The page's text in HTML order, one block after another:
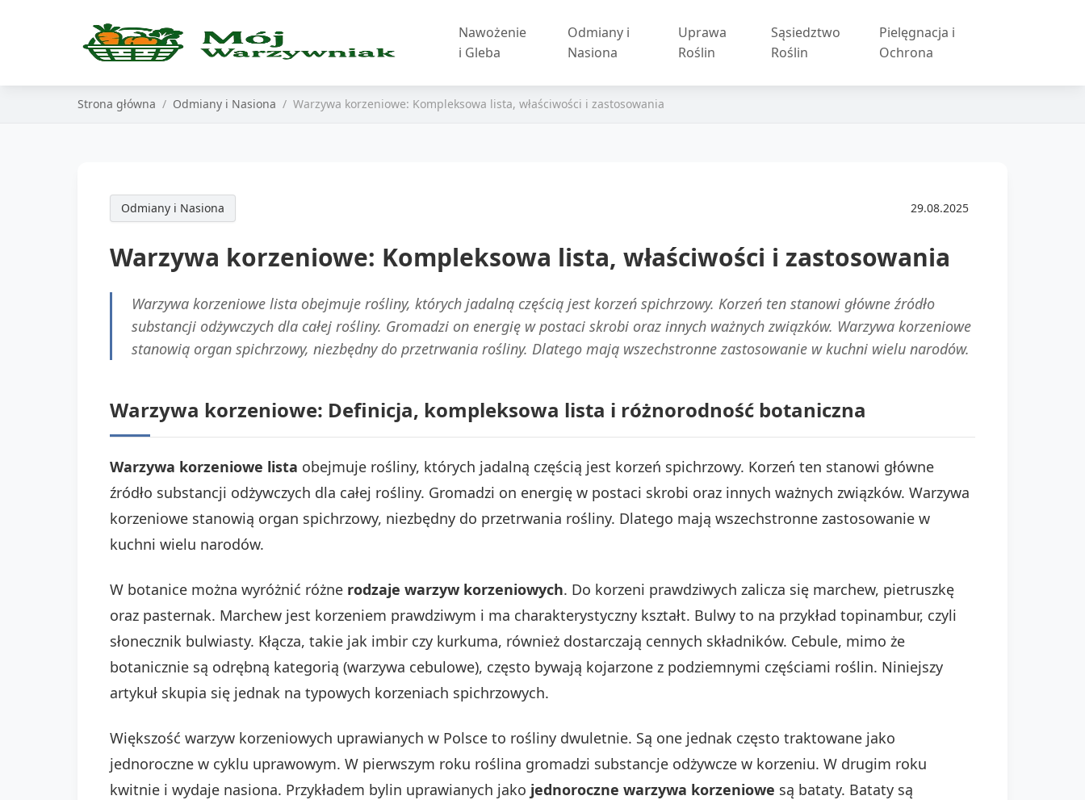
Nawożenie
i Gleba
Odmiany i
Nasiona
Uprawa
Roślin
Sąsiedztwo
Roślin
Pielęgnacja i
Ochrona
Strona główna Odmiany i Nasiona Warzywa korzeniowe: Kompleksowa lista, właściwości i zastosowania
Odmiany i Nasiona 29.08.2025
Warzywa korzeniowe: Kompleksowa lista, właściwości i zastosowania
Warzywa korzeniowe lista obejmuje rośliny, których jadalną częścią jest korzeń spichrzowy. Korzeń ten stanowi główne źródło
substancji odżywczych dla całej rośliny. Gromadzi on energię w postaci skrobi oraz innych ważnych związków. Warzywa korzeniowe
stanowią organ spichrzowy, niezbędny do przetrwania rośliny. Dlatego mają wszechstronne zastosowanie w kuchni wielu narodów.
Warzywa korzeniowe: Definicja, kompleksowa lista i różnorodność botaniczna
Warzywa korzeniowe lista obejmuje rośliny, których jadalną częścią jest korzeń spichrzowy. Korzeń ten stanowi główne
źródło substancji odżywczych dla całej rośliny. Gromadzi on energię w postaci skrobi oraz innych ważnych związków. Warzywa
korzeniowe stanowią organ spichrzowy, niezbędny do przetrwania rośliny. Dlatego mają wszechstronne zastosowanie w
kuchni wielu narodów.
W botanice można wyróżnić różne rodzaje warzyw korzeniowych. Do korzeni prawdziwych zalicza się marchew, pietruszkę
oraz pasternak. Marchew jest korzeniem prawdziwym i ma charakterystyczny kształt. Bulwy to na przykład topinambur, czyli
słonecznik bulwiasty. Kłącza, takie jak imbir czy kurkuma, również dostarczają cennych składników. Cebule, mimo że
botanicznie są odrębną kategorią (warzywa cebulowe), często bywają kojarzone z podziemnymi częściami roślin. Niniejszy
artykuł skupia się jednak na typowych korzeniach spichrzowych.
Większość warzyw korzeniowych uprawianych w Polsce to rośliny dwuletnie. Są one jednak często traktowane jako
jednoroczne w cyklu uprawowym. W pierwszym roku roślina gromadzi substancje odżywcze w korzeniu. W drugim roku
kwitnie i wydaje nasiona. Przykładem bylin uprawianych jako jednoroczne warzywa korzeniowe są bataty. Bataty są